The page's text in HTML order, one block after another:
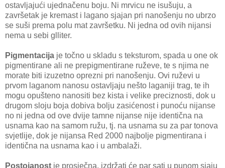
ostavljajući ujednačenu boju. Ni mrvicu ne isušuju, a
završetak je kremast i lagano sjajan pri nanošenju no ubrzo
se suši prema polu mat završetku. Ni jedna od ovih nijansi
nema u sebi glliter.
Pigmentacija je točno u skladu s teksturom, spada u one ok
pigmentirane ali ne prepigmentirane ruževe, te s njima ne
morate biti izuzetno oprezni pri nanošenju. Ovi ruževi u
prvom laganom nanosu ostavljaju nešto laganiji trag, te ih
mogu opušteno nanositi bez kista i velike preciznosti, dok u
drugom sloju boja dobiva bolju zasićenost i punoću nijanse
no ni jedna od ove dvije tamne nijanse nije identična na
usnama kao na samom ružu, tj. na usnama su za par tonova
svjetlije, dok je nijansa Red 2000 najbolje pigmentirana i
identična na usnama kao i u ambalaži.
Postojanost je prosječna, izdržati će par sati u punom sjaju